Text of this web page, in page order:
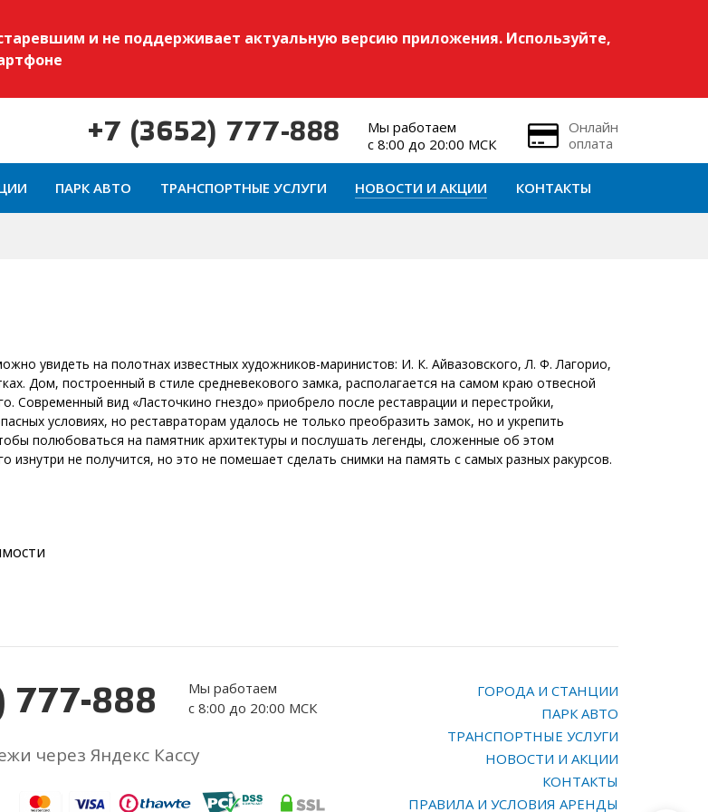
и не поддерживает актуальную версию приложения. Используйте,
+7 (3652) 777-888
Мы работаем
с 8:00 до 20:00 МСК
Онлайн
оплата
ПАРК АВТО ТРАНСПОРТНЫЕ УСЛУГИ НОВОСТИ И АКЦИИ КОНТАКТЫ
увидеть на полотнах известных художников-маринистов: И. К. Айвазовского, Л. Ф. Лагорио,
Дом, построенный в стиле средневекового замка, располагается на самом краю отвесной
Современный вид «Ласточкино гнездо» приобрело после реставрации и перестройки,
условиях, но реставраторам удалось не только преобразить замок, но и укрепить
полюбоваться на памятник архитектуры и послушать легенды, сложенные об этом
не получится, но это не помешает сделать снимки на память с самых разных ракурсов.
777-888
Мы работаем
с 8:00 до 20:00 МСК
через Яндекс Кассу
ГОРОДА И СТАНЦИИ
ПАРК АВТО
ТРАНСПОРТНЫЕ УСЛУГИ
НОВОСТИ И АКЦИИ
КОНТАКТЫ
ПРАВИЛА И УСЛОВИЯ АРЕНДЫ